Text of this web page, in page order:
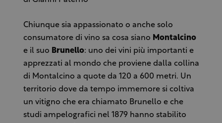
Chiunque sia appassionato o anche solo
consumatore di vino sa cosa siano Montalcino
e il suo Brunello: uno dei vini più importanti e
apprezzati al mondo che proviene dalla collina
di Montalcino a quote da 120 a 600 metri. Un
territorio dove da tempo immemore si coltiva
un vitigno che era chiamato Brunello e che
studi ampelografici nel 1879 hanno stabilito